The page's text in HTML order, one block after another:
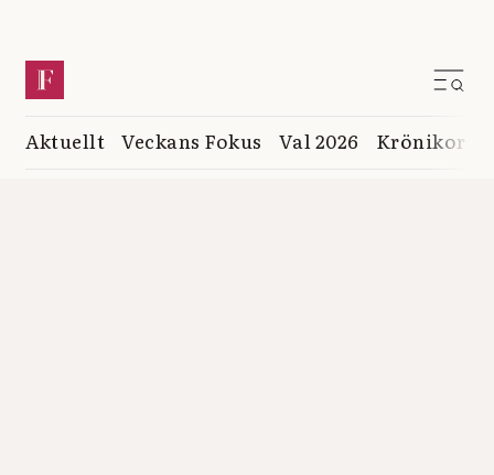
Aktuellt Veckans Fokus Val 2026 Krönikor